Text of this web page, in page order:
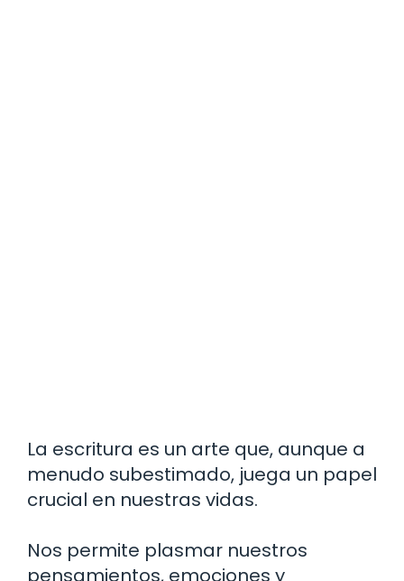
La escritura es un arte que, aunque a
menudo subestimado, juega un papel
crucial en nuestras vidas.
Nos permite plasmar nuestros
pensamientos, emociones y